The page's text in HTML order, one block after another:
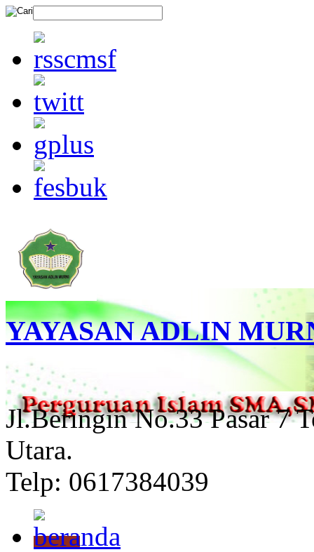
YAYASAN ADLIN
Jl.Beringin No.33 Pasar 7
Utara.
Telp: 0617384039